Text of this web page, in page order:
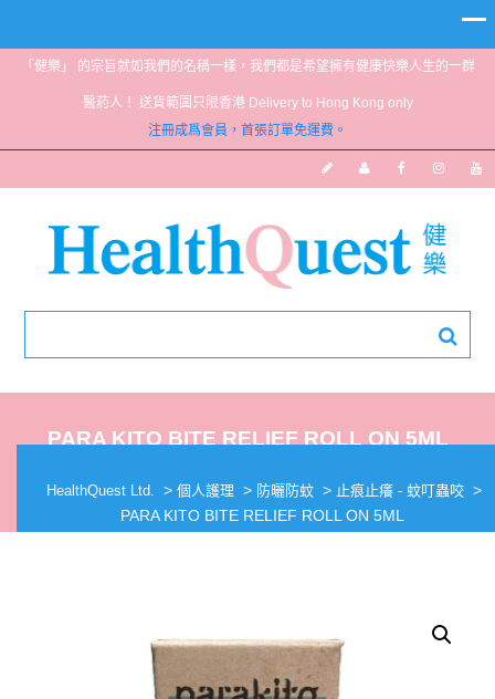
「健樂」 的宗旨就如我們的名稱一樣，我們都是希望擁有健康快樂人生的一群
醫葯人！ 送貨範圍只限香港 Delivery to Hong Kong only
注冊成爲會員，首張訂單免運費。
PARA KITO BITE RELIEF ROLL ON 5ML
HealthQuest Ltd. > 個人護理 > 防曬防蚊 > 止痕止癢 - 蚊叮蟲咬 >
PARA KITO BITE RELIEF ROLL ON 5ML